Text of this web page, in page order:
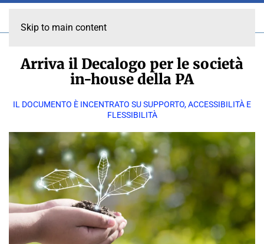
Skip to main content
Arriva il Decalogo per le società
in-house della PA
IL DOCUMENTO È INCENTRATO SU SUPPORTO, ACCESSIBILITÀ E
FLESSIBILITÀ